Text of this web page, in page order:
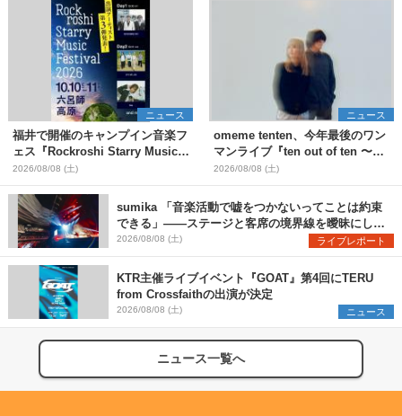
ニュース
福井で開催のキャンプイン音楽フ
ェス『Rockroshi Starry Music
Festival 2026』第3弾出演者とし
てSCOOBIE DO、かりゆし58、
Reiを発表
2026/08/08 (土)
ニュース
omeme tenten、今年最後のワン
マンライブ『ten out of ten 〜
one man〜』を11月に開催決定
2026/08/08 (土)
sumika 「音楽活動で嘘をつかないってことは約束
できる」――ステージと客席の境界線を曖昧にし
た、ツアーファイナル武道館公演レポート
2026/08/08 (土) ライブレポート
KTR主催ライブイベント『GOAT』第4回にTERU
from Crossfaithの出演が決定
2026/08/08 (土) ニュース
ニュース一覧へ